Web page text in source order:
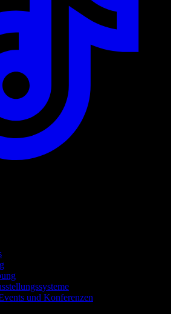
und Konferenzen